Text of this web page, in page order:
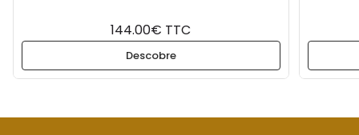
144.00€ TTC
Descobre